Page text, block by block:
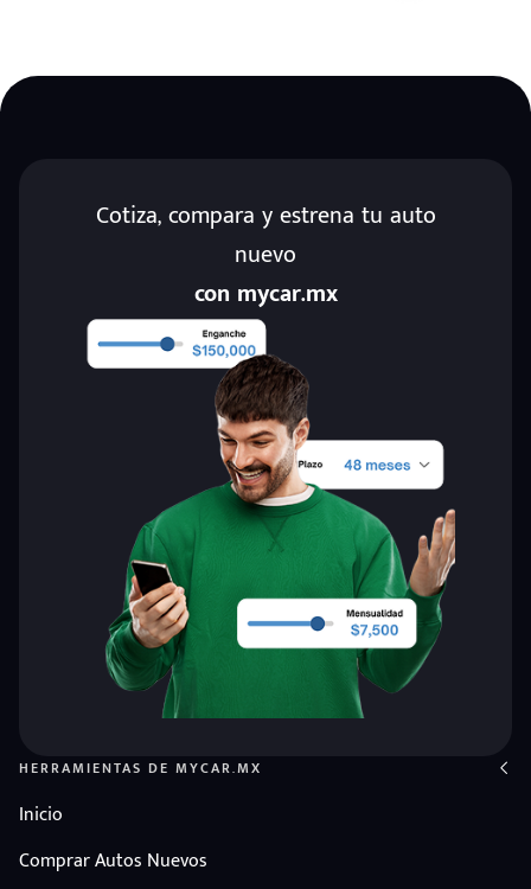
Cotiza, compara y estrena tu auto
nuevo
con mycar.mx
HERRAMIENTAS DE MYCAR.MX
Inicio
Comprar Autos Nuevos